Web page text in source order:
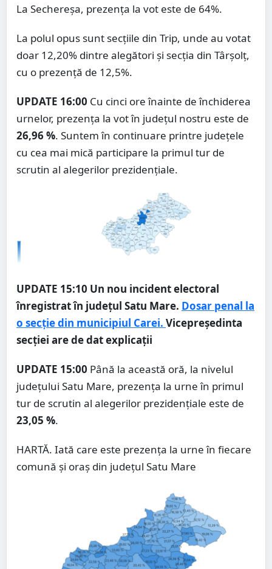
La Sechereșa, prezența la vot este de 64%.
La polul opus sunt secțiile din Trip, unde au votat
doar 12,20% dintre alegători și secția din Târșolț,
cu o prezență de 12,5%.
UPDATE 16:00 Cu cinci ore înainte de închiderea
urnelor, prezența la vot în județul nostru este de
26,96 %. Suntem în continuare printre județele
cu cea mai mică participare la primul tur de
scrutin al alegerilor prezidențiale.
UPDATE 15:10 Un nou incident electoral
înregistrat în județul Satu Mare. Dosar penal la
o secție din municipiul Carei. Vicepreședinta
secției are de dat explicații
UPDATE 15:00 Până la această oră, la nivelul
județului Satu Mare, prezența la urne în primul
tur de scrutin al alegerilor prezidențiale este de
23,05 %.
HARTĂ. Iată care este prezența la urne în fiecare
comună și oraș din județul Satu Mare